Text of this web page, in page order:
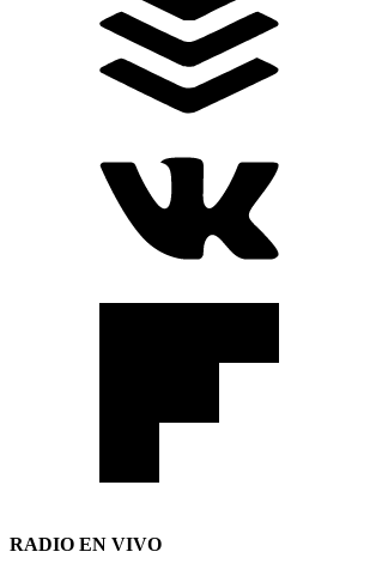
RADIO EN VIVO